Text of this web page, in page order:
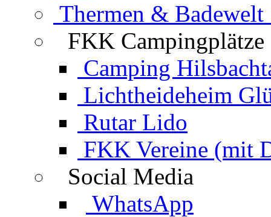
Thermen & Badewelt
FKK Campingplätze
Camping
Lichtheideheim
Rutar Lido
FKK Vereine (mit
Social Media
WhatsApp